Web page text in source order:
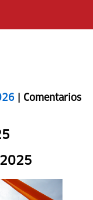
| Comentarios